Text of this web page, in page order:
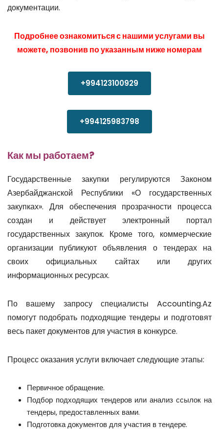
документации.
Подробнее ознакомиться с нашими услугами вы
можете, позвонив по указанным ниже номерам
+994123100929
+994125983798
Как мы работаем?
Государственные закупки регулируются Законом
Азербайджанской Республики «О государственных
закупках». Для обеспечения прозрачности процесса
создан и действует электронный портал
государственных закупок. Кроме того, коммерческие
организации публикуют объявления о тендерах на
своих официальных сайтах или других
информационных ресурсах.
По вашему запросу специалисты Accounting.Az
помогут подобрать подходящие тендеры и подготовят
весь пакет документов для участия в конкурсе.
Процесс оказания услуги включает следующие этапы:
Первичное обращение.
Подбор подходящих тендеров или анализ ссылок на
тендеры, предоставленных вами.
Подготовка документов для участия в тендере.